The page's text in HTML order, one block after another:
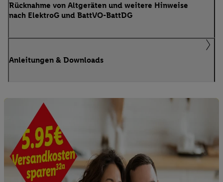
Rücknahme von Altgeräten und weitere Hinweise
nach ElektroG und BattVO-BattDG
Anleitungen & Downloads